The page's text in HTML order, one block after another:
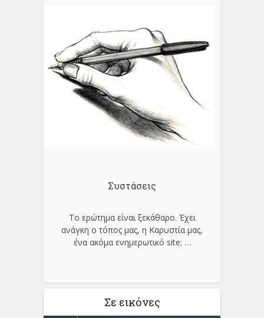
Συστάσεις
Το ερώτημα είναι ξεκάθαρο. Έχει
ανάγκη ο τόπος μας, η Καρυστία μας,
ένα ακόμα ενημερωτικό site; …
Σε εικόνες